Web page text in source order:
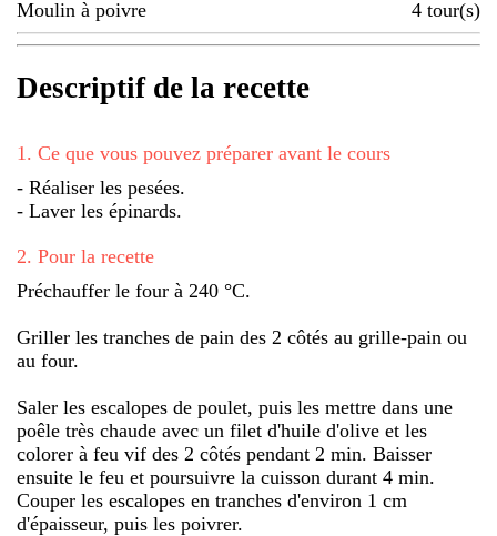
Moulin à poivre 4 tour(s)
Descriptif de la recette
1 . Ce que vous pouvez préparer avant le cours
- Réaliser les pesées.
- Laver les épinards.
2. Pour la recette
Préchauffer le four à 240 °C.
Griller les tranches de pain des 2 côtés au grille-pain ou
au four.
Saler les escalopes de poulet, puis les mettre dans une
poêle très chaude avec un filet d'huile d'olive et les
colorer à feu vif des 2 côtés pendant 2 min. Baisser
ensuite le feu et poursuivre la cuisson durant 4 min.
Couper les escalopes en tranches d'environ 1 cm
d'épaisseur, puis les poivrer.